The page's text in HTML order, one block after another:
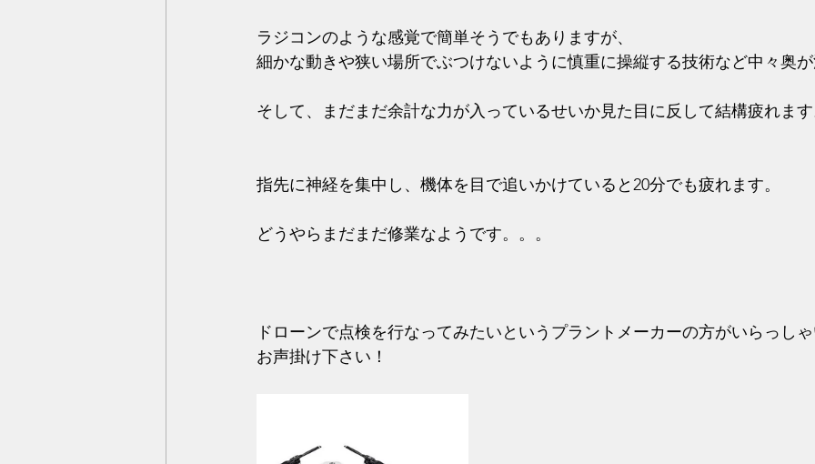
ラジコンのような感覚で簡単そうでもありますが、
細かな動きや狭い場所でぶつけないように慎重に操縦する技術など中々奥
そして、まだまだ余計な力が入っているせいか見た目に反して結構疲れま
指先に神経を集中し、機体を目で追いかけていると20分でも疲れます。
どうやらまだまだ修業なようです。。。
ドローンで点検を行なってみたいというプラントメーカーの方がいらっし
お声掛け下さい！